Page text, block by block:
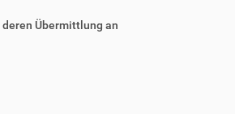
Übermittlung an